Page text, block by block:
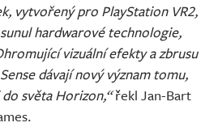
vytvořený pro PlayStation VR2,
hardwarové technologie,
vizuální efekty a zbrusu
dávají nový význam tomu,
světa Horizon,“řekl Jan-Bart